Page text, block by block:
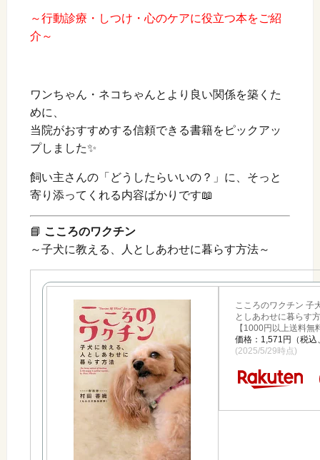
～行動診療・しつけ・心のケアに役立つ本をご紹
介～
ワンちゃん・ネコちゃんとより良い関係を築くた
めに、
当院がおすすめする信頼できる書籍をピックアッ
プしました✨
飼い主さんの「どうしたらいいの？」に、そっと
寄り添ってくれる内容ばかりです📖
📘 こころのワクチン
～子犬に教える、人としあわせに暮らす方法～
こころのワクチン 子
としあわせに暮らす
【1000円以上送料無
価格：1,571円（税込
(2025/5/29時点)